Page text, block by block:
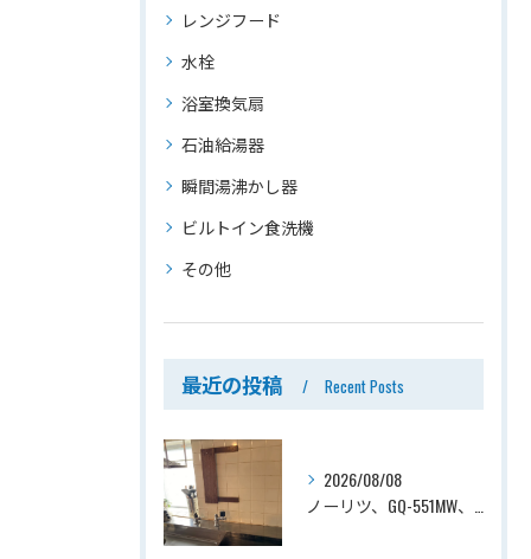
レンジフード
水栓
浴室換気扇
石油給湯器
瞬間湯沸かし器
ビルトイン食洗機
その他
最近の投稿 Recent Posts
2026/08/08